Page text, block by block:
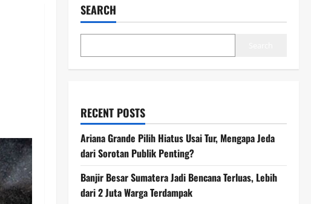
SEARCH
RECENT POSTS
Ariana Grande Pilih Hiatus Usai Tur, Mengapa Jeda
dari Sorotan Publik Penting?
Banjir Besar Sumatera Jadi Bencana Terluas, Lebih
dari 2 Juta Warga Terdampak